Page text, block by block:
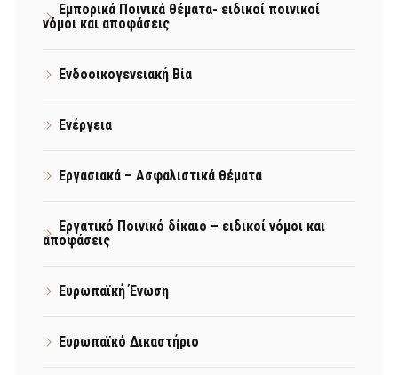
Εμπορικά Ποινικά θέματα- ειδικοί ποινικοί
νόμοι και αποφάσεις
Ενδοοικογενειακή Βία
Ενέργεια
Εργασιακά – Ασφαλιστικά θέματα
Εργατικό Ποινικό δίκαιο – ειδικοί νόμοι και
αποφάσεις
Ευρωπαϊκή Ένωση
Ευρωπαϊκό Δικαστήριο